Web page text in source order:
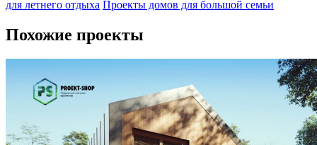
для летнего отдыха Проекты домов для большой семьи
Похожие проекты